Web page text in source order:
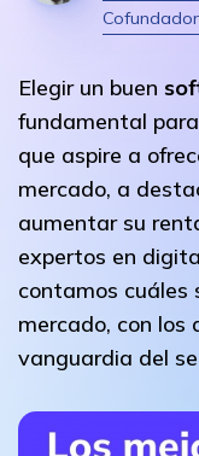
Elegir un buen
fundamental
que aspire a
mercado, a
aumentar su
expertos en
contamos cuáles
mercado, con
vanguardia del